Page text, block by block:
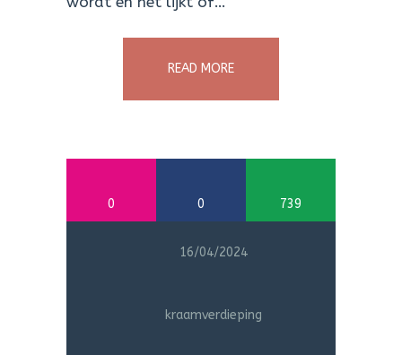
READ MORE
0 0 739
16/04/2024
kraamverdieping